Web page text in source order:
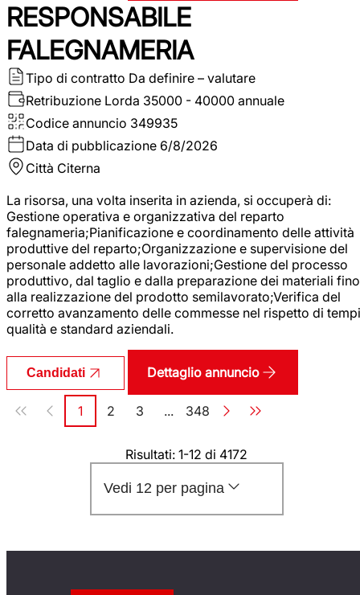
RESPONSABILE
FALEGNAMERIA
Tipo di contratto Da definire – valutare
Retribuzione Lorda 35000 - 40000 annuale
Codice annuncio 349935
Data di pubblicazione 6/8/2026
Città Citerna
La risorsa, una volta inserita in azienda, si occuperà di:
Gestione operativa e organizzativa del reparto
falegnameria;Pianificazione e coordinamento delle attività
produttive del reparto;Organizzazione e supervisione del
personale addetto alle lavorazioni;Gestione del processo
produttivo, dal taglio e dalla preparazione dei materiali fino
alla realizzazione del prodotto semilavorato;Verifica del
corretto avanzamento delle commesse nel rispetto di
qualità e standard aziendali.
Candidati Dettaglio annuncio
Paginazione
Pagina
1 Pagina
2 Pagina
3 ... Pagina
348
Risultati: 1-12 di 4172
Vedi 12 per pagina